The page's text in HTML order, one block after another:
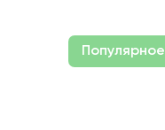
Популярное